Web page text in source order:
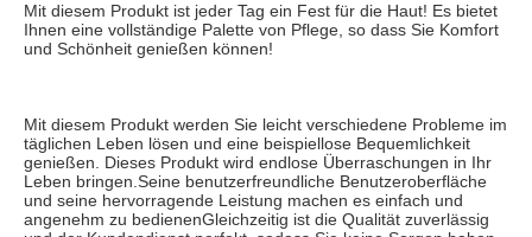
Mit diesem Produkt ist jeder Tag ein Fest für die Haut! Es bietet
Ihnen eine vollständige Palette von Pflege, so dass Sie Komfort
und Schönheit genießen können!
Mit diesem Produkt werden Sie leicht verschiedene Probleme im
täglichen Leben lösen und eine beispiellose Bequemlichkeit
genießen. Dieses Produkt wird endlose Überraschungen in Ihr
Leben bringen.Seine benutzerfreundliche Benutzeroberfläche
und seine hervorragende Leistung machen es einfach und
angenehm zu bedienenGleichzeitig ist die Qualität zuverlässig